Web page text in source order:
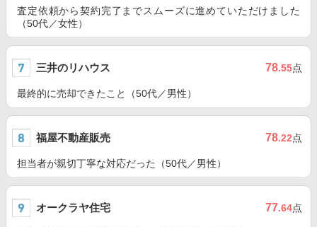
査定依頼から契約完了までスムーズに進めていただけました
（50代／女性）
三井のリハウス 78.55点
最終的に売却できたこと（50代／男性）
福屋不動産販売 78.22点
担当者が親切丁寧な対応だった（50代／男性）
オークラヤ住宅 77.64点